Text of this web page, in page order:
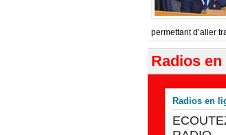
permettant d’aller
Radios
Radios en